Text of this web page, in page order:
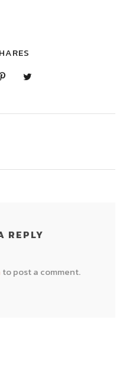
REPLY
to post a comment.